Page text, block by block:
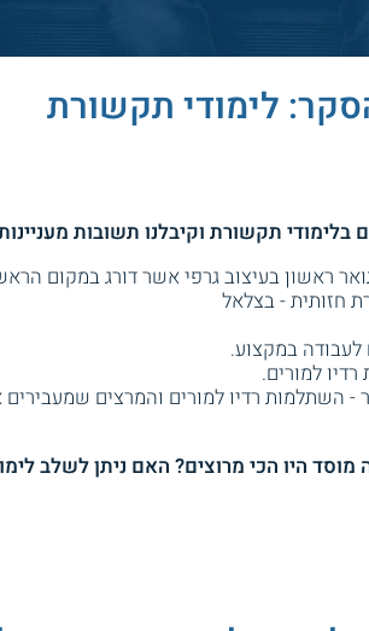
לימודי תקשורת
ראשון בעיצוב גרפי אשר דורג במקום
חזותית - בצלאל
לעבודה במקצוע.
למורים.
השתלמות רדיו למורים והמרצים
היו הכי מרוצים? האם ניתן לשלב